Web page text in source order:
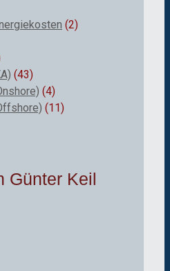
(2)
(43)
(4)
(11)
Günter Keil